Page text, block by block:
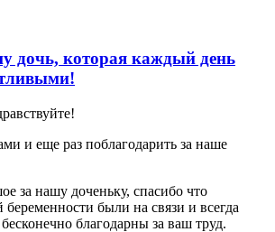
дочь, которая каждый день
и еще раз поблагодарить за наше
за нашу доченьку, спасибо что
были на связи и всегда
благодарны за ваш труд.